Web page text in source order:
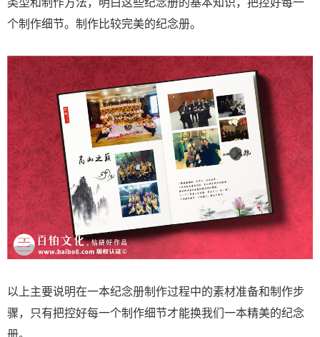
个制作细节。制作比较完美的纪念册。
以上主要说明在一本纪念册制作过程中的素材准备和制作步
骤，只有把控好每一个制作细节才能换我们一本精美的纪念
册。